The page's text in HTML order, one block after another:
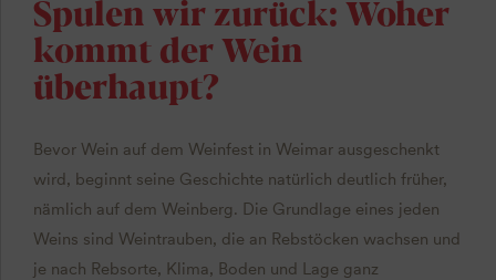
Spulen wir zurück: Woher
kommt der Wein
überhaupt?
Bevor Wein auf dem Weinfest in Weimar ausgeschenkt
wird, beginnt seine Geschichte natürlich deutlich früher,
nämlich auf dem Weinberg. Die Grundlage eines jeden
Weins sind Weintrauben, die an Rebstöcken wachsen und
je nach Rebsorte, Klima, Boden und Lage ganz